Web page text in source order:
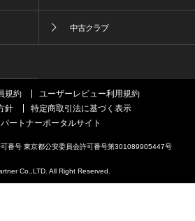
中古クラブ
規約
ユーザーレビュー利用規約
針
特定商取引法に基づく表示
ートナーポータルサイト
番号 東京都公安委員会許可番号第301089905447号
Co.,LTD. All Right Reserved.